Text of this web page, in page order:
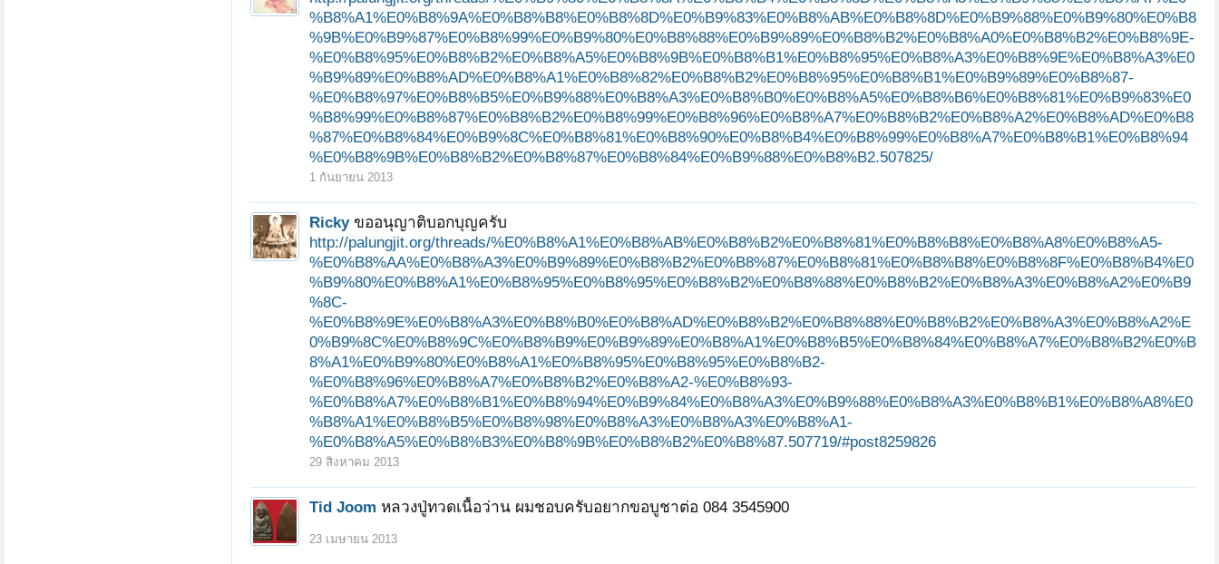
%B8%A1%E0%B8%9A%E0%B8%B8%E0%B8%8D%E0%B9%83%E0%B8%AB%E0%B8%8D%E0%B9%88%E0%B9%80%E0%B8
%9B%E0%B9%87%E0%B8%99%E0%B9%80%E0%B8%88%E0%B9%89%E0%B8%B2%E0%B8%A0%E0%B8%B2%E0%B8%9E-
%E0%B8%95%E0%B8%B2%E0%B8%A5%E0%B8%9B%E0%B8%B1%E0%B8%95%E0%B8%A3%E0%B8%9E%E0%B8%A3%E0
%B9%89%E0%B8%AD%E0%B8%A1%E0%B8%82%E0%B8%B2%E0%B8%95%E0%B8%B1%E0%B9%89%E0%B8%87-
%E0%B8%97%E0%B8%B5%E0%B9%88%E0%B8%A3%E0%B8%B0%E0%B8%A5%E0%B8%B6%E0%B8%81%E0%B9%83%E0
%B8%99%E0%B8%87%E0%B8%B2%E0%B8%99%E0%B8%96%E0%B8%A7%E0%B8%B2%E0%B8%A2%E0%B8%AD%E0%B8
%87%E0%B8%84%E0%B9%8C%E0%B8%81%E0%B8%90%E0%B8%B4%E0%B8%99%E0%B8%A7%E0%B8%B1%E0%B8%94
%E0%B8%9B%E0%B8%B2%E0%B8%87%E0%B8%84%E0%B9%88%E0%B8%B2.507825/
1 กันยายน 2013
Ricky ขออนุญาติบอกบุญครับ
http://palungjit.org/threads/%E0%B8%A1%E0%B8%AB%E0%B8%B2%E0%B8%81%E0%B8%B8%E0%B8%A8%E0%B8%A5-
%E0%B8%AA%E0%B8%A3%E0%B9%89%E0%B8%B2%E0%B8%87%E0%B8%81%E0%B8%B8%E0%B8%8F%E0%B8%B4%E0
%B9%80%E0%B8%A1%E0%B8%95%E0%B8%95%E0%B8%B2%E0%B8%88%E0%B8%B2%E0%B8%A3%E0%B8%A2%E0%B9
%8C-
%E0%B8%9E%E0%B8%A3%E0%B8%B0%E0%B8%AD%E0%B8%B2%E0%B8%88%E0%B8%B2%E0%B8%A3%E0%B8%A2%E
0%B9%8C%E0%B8%9C%E0%B8%B9%E0%B9%89%E0%B8%A1%E0%B8%B5%E0%B8%84%E0%B8%A7%E0%B8%B2%E0%B
8%A1%E0%B9%80%E0%B8%A1%E0%B8%95%E0%B8%95%E0%B8%B2-
%E0%B8%96%E0%B8%A7%E0%B8%B2%E0%B8%A2-%E0%B8%93-
%E0%B8%A7%E0%B8%B1%E0%B8%94%E0%B9%84%E0%B8%A3%E0%B9%88%E0%B8%A3%E0%B8%B1%E0%B8%A8%E0
%B8%A1%E0%B8%B5%E0%B8%98%E0%B8%A3%E0%B8%A3%E0%B8%A1-
%E0%B8%A5%E0%B8%B3%E0%B8%9B%E0%B8%B2%E0%B8%87.507719/#post8259826
29 สิงหาคม 2013
Tid Joom หลวงปู่ทวดเนื้อว่าน ผมชอบครับอยากขอบูชาต่อ 084 3545900
23 เมษายน 2013